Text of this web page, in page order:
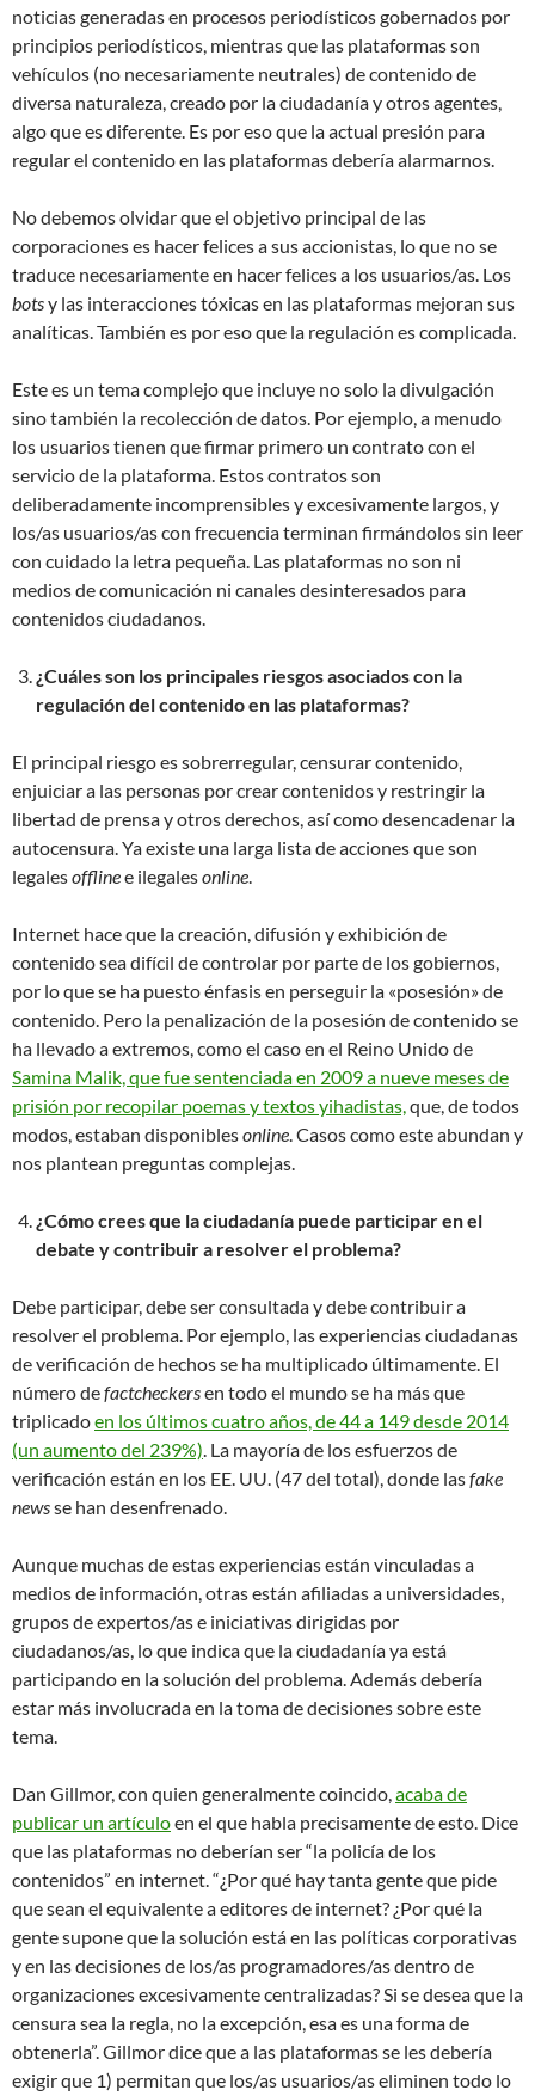
noticias generadas en procesos periodísticos gobernados por
principios periodísticos, mientras que las plataformas son
vehículos (no necesariamente neutrales) de contenido de
diversa naturaleza, creado por la ciudadanía y otros agentes,
algo que es diferente. Es por eso que la actual presión para
regular el contenido en las plataformas debería alarmarnos.
No debemos olvidar que el objetivo principal de las
corporaciones es hacer felices a sus accionistas, lo que no se
traduce necesariamente en hacer felices a los usuarios/as. Los
botsy las interacciones tóxicas en las plataformas mejoran sus
analíticas. También es por eso que la regulación es complicada.
Este es un tema complejo que incluye no solo la divulgación
sino también la recolección de datos. Por ejemplo, a menudo
los usuarios tienen que firmar primero un contrato con el
servicio de la plataforma. Estos contratos son
deliberadamente incomprensibles y excesivamente largos, y
los/as usuarios/as con frecuencia terminan firmándolos sin leer
con cuidado la letra pequeña. Las plataformas no son ni
medios de comunicación ni canales desinteresados ​​para
contenidos ciudadanos.
¿Cuáles son los principales riesgos asociados con la
regulación del contenido en las plataformas?
El principal riesgo es sobrerregular, censurar contenido,
enjuiciar a las personas por crear contenidos y restringir la
libertad de prensa y otros derechos, así como desencadenar la
autocensura. Ya existe una larga lista de acciones que son
legalesofflinee ilegalesonline.
Internet hace que la creación, difusión y exhibición de
contenido sea difícil de controlar por parte de los gobiernos,
por lo que se ha puesto énfasis en perseguir la «posesión» de
contenido. Pero la penalización de la posesión de contenido se
ha llevado a extremos, como el caso en el Reino Unido de
Samina Malik, que fue sentenciada en 2009 a nueve meses de
prisión por recopilar poemas y textos yihadistas,que, de todos
modos, estaban disponiblesonline. Casos como este abundan y
nos plantean preguntas complejas.
¿Cómo crees que la ciudadanía puede participar en el
debate y contribuir a resolver el problema?
Debe participar, debe ser consultada y debe contribuir a
resolver el problema. Por ejemplo, las experiencias ciudadanas
de verificación de hechos se ha multiplicado últimamente. El
número defactcheckersen todo el mundo se ha más que
triplicadoen los últimos cuatro años, de 44 a 149 desde 2014
(un aumento del 239%). La mayoría de los esfuerzos de
verificación están en los EE. UU. (47 del total), donde lasfake
newsse han desenfrenado.
Aunque muchas de estas experiencias están vinculadas a
medios de información, otras están afiliadas a universidades,
grupos de expertos/as e iniciativas dirigidas por
ciudadanos/as, lo que indica que la ciudadanía ya está
participando en la solución del problema. Además debería
estar más involucrada en la toma de decisiones sobre este
tema.
Dan Gillmor, con quien generalmente coincido,acaba de
publicar un artículoen el que habla precisamente de esto. Dice
que las plataformas no deberían ser “la policía de los
contenidos” en internet. “¿Por qué hay tanta gente que pide
que sean el equivalente a editores de internet? ¿Por qué la
gente supone que la solución está en las políticas corporativas
y en las decisiones de los/as programadores/as dentro de
organizaciones excesivamente centralizadas? Si se desea que la
censura sea la regla, no la excepción, esa es una forma de
obtenerla”. Gillmor dice que a las plataformas se les debería
exigir que 1) permitan que los/as usuarios/as eliminen todo lo